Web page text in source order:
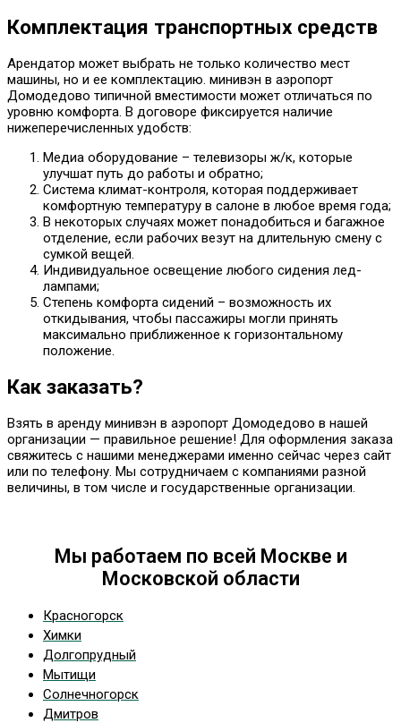
Комплектация транспортных средств
Арендатор может выбрать не только количество мест
машины, но и ее комплектацию. минивэн в аэропорт
Домодедово типичной вместимости может отличаться по
уровню комфорта. В договоре фиксируется наличие
нижеперечисленных удобств:
Медиа оборудование – телевизоры ж/к, которые
улучшат путь до работы и обратно;
Система климат-контроля, которая поддерживает
комфортную температуру в салоне в любое время года;
В некоторых случаях может понадобиться и багажное
отделение, если рабочих везут на длительную смену с
сумкой вещей.
Индивидуальное освещение любого сидения лед-
лампами;
Степень комфорта сидений – возможность их
откидывания, чтобы пассажиры могли принять
максимально приближенное к горизонтальному
положение.
Как заказать?
Взять в аренду минивэн в аэропорт Домодедово в нашей
организации — правильное решение! Для оформления заказа
свяжитесь с нашими менеджерами именно сейчас через сайт
или по телефону. Мы сотрудничаем с компаниями разной
величины, в том числе и государственные организации.
Мы работаем по всей Москве и
Московской области
Красногорск
Химки
Долгопрудный
Мытищи
Солнечногорск
Дмитров